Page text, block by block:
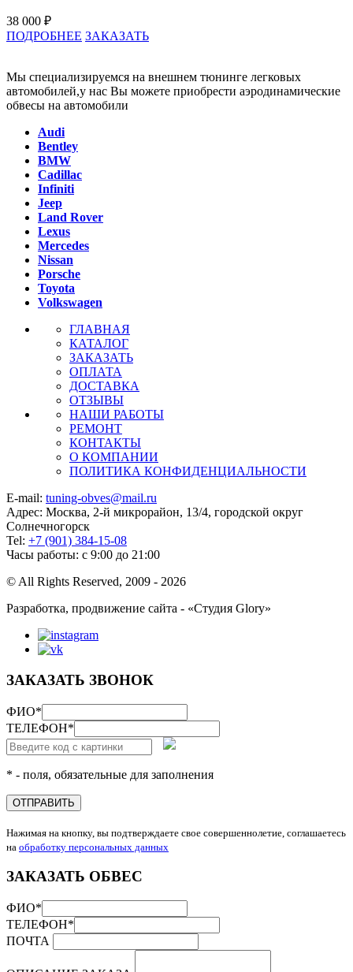
38 000 ₽
ПОДРОБНЕЕ ЗАКАЗАТЬ
Мы специализируемся на внешнем тюнинге легковых
автомобилей,у нас Вы можете приобрести аэродинамические
обвесы на автомобили
Audi
Bentley
BMW
Cadillac
Infiniti
Jeep
Land Rover
Lexus
Mercedes
Nissan
Porsche
Toyota
Volkswagen
ГЛАВНАЯ
КАТАЛОГ
ЗАКАЗАТЬ
ОПЛАТА
ДОСТАВКА
ОТЗЫВЫ
НАШИ РАБОТЫ
РЕМОНТ
КОНТАКТЫ
О КОМПАНИИ
ПОЛИТИКА КОНФИДЕНЦИАЛЬНОСТИ
E-mail: tuning-obves@mail.ru
Адрес: Москва, 2-й микрорайон, 13/4, городской округ
Солнечногорск
Tel: +7 (901) 384-15-08
Часы работы: с 9:00 до 21:00
© All Rights Reserved, 2009 - 2026
Разработка, продвижение сайта - «Студия Glory»
ЗАКАЗАТЬ ЗВОНОК
ФИО*
ТЕЛЕФОН*
* - поля, обязательные для заполнения
ОТПРАВИТЬ
Нажимая на кнопку, вы подтверждаете свое совершеннолетие, соглашаетесь
на обработку персональных данных
ЗАКАЗАТЬ ОБВЕС
ФИО*
ТЕЛЕФОН*
ПОЧТА